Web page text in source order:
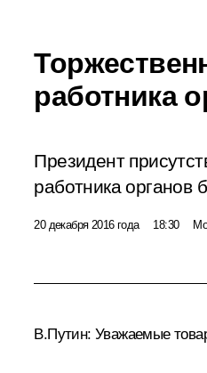
работника
Президент
работника органов
20 декабря 2016 года 18:30
В.Путин: Уважаемые